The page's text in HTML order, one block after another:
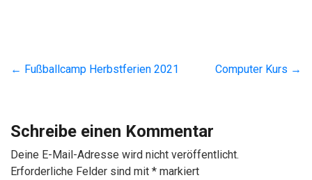
← Fußballcamp Herbstferien 2021 Computer Kurs →
Schreibe einen Kommentar
Deine E-Mail-Adresse wird nicht veröffentlicht.
Erforderliche Felder sind mit * markiert